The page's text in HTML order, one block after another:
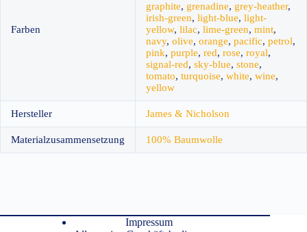
Farben
graphite, grenadine, grey-heather,
irish-green, light-blue, light-
yellow, lilac, lime-green, mint,
navy, olive, orange, pacific, petrol,
pink, purple, red, rose, royal,
signal-red, sky-blue, stone,
tomato, turquoise, white, wine,
yellow
Hersteller James & Nicholson
Materialzusammensetzung 100% Baumwolle
Impressum